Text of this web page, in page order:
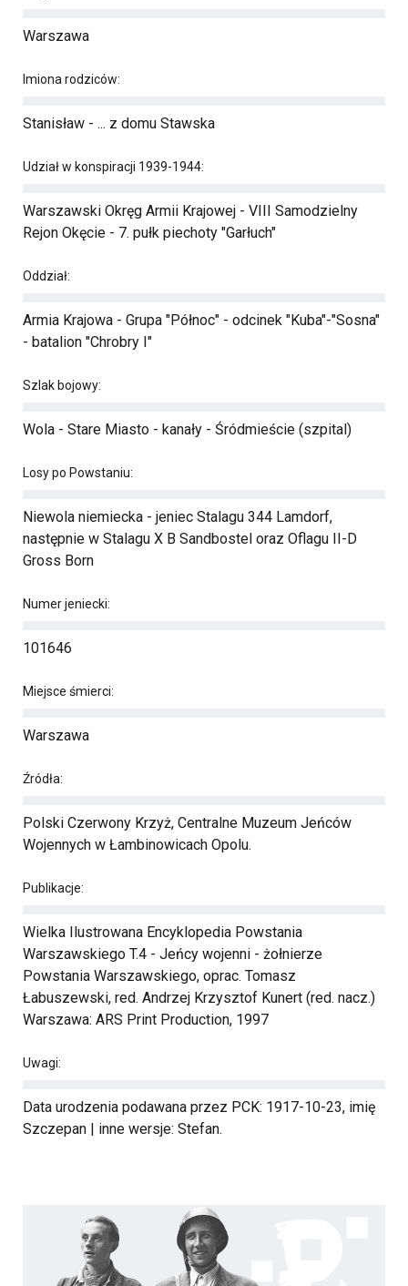
Warszawa
Imiona rodziców:
Stanisław - ... z domu Stawska
Udział w konspiracji 1939-1944:
Warszawski Okręg Armii Krajowej - VIII Samodzielny
Rejon Okęcie - 7. pułk piechoty "Garłuch"
Oddział:
Armia Krajowa - Grupa "Północ" - odcinek "Kuba"-"Sosna"
- batalion "Chrobry I"
Szlak bojowy:
Wola - Stare Miasto - kanały - Śródmieście (szpital)
Losy po Powstaniu:
Niewola niemiecka - jeniec Stalagu 344 Lamdorf,
następnie w Stalagu X B Sandbostel oraz Oflagu II-D
Gross Born
Numer jeniecki:
101646
Miejsce śmierci:
Warszawa
Źródła:
Polski Czerwony Krzyż, Centralne Muzeum Jeńców
Wojennych w Łambinowicach Opolu.
Publikacje:
Wielka Ilustrowana Encyklopedia Powstania
Warszawskiego T.4 - Jeńcy wojenni - żołnierze
Powstania Warszawskiego, oprac. Tomasz
Łabuszewski, red. Andrzej Krzysztof Kunert (red. nacz.)
Warszawa: ARS Print Production, 1997
Uwagi:
Data urodzenia podawana przez PCK: 1917-10-23, imię
Szczepan | inne wersje: Stefan.